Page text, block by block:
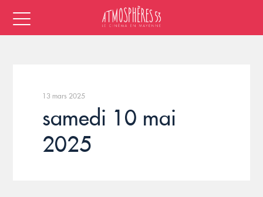
13 mars 2025
samedi 10 mai
2025